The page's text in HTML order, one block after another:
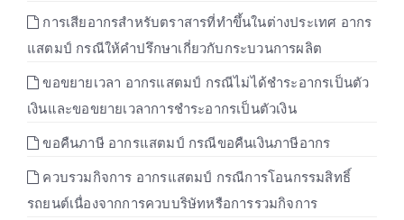
การเสียอากรสำหรับตราสารที่ทำขึ้นในต่างประเทศ อากร
แสตมป์ กรณีให้คำปรึกษาเกี่ยวกับกระบวนการผลิต
ขอขยายเวลา อากรแสตมป์ กรณีไม่ได้ชำระอากรเป็นตัว
เงินและขอขยายเวลาการชำระอากรเป็นตัวเงิน
ขอคืนภาษี อากรแสตมป์ กรณีขอคืนเงินภาษีอากร
ควบรวมกิจการ อากรแสตมป์ กรณีการโอนกรรมสิทธิ์
รถยนต์เนื่องจากการควบบริษัทหรือการรวมกิจการ